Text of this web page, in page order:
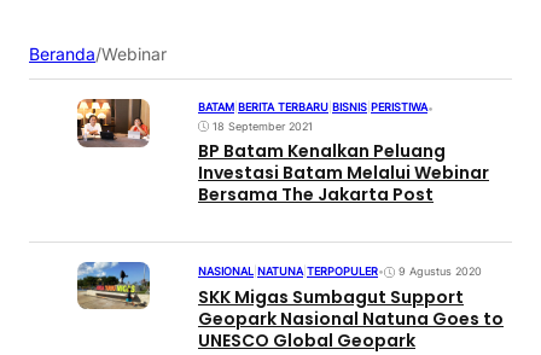
Beranda/Webinar
BATAM BERITA TERBARU BISNIS PERISTIWA•
18 September 2021
BP Batam Kenalkan Peluang
Investasi Batam Melalui Webinar
Bersama The Jakarta Post
NASIONAL NATUNA TERPOPULER• 9 Agustus 2020
SKK Migas Sumbagut Support
Geopark Nasional Natuna Goes to
UNESCO Global Geopark